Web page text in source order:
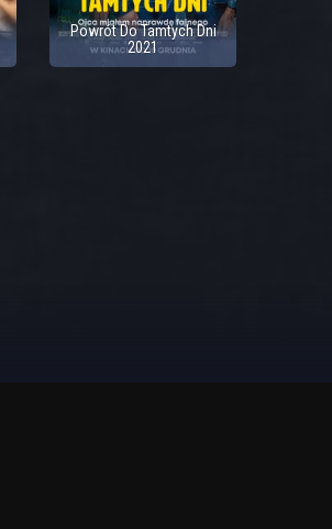
Powrót Do Tamtych Dni
2021